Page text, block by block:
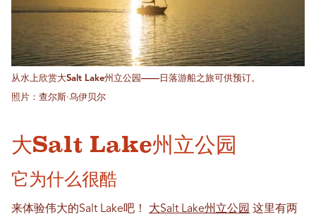
从水上欣赏大Salt Lake州立公园——日落游船之旅可供预订。
照片：查尔斯·乌伊贝尔
大Salt Lake州立公园
它为什么很酷
来体验伟大的Salt Lake吧！ 大Salt Lake州立公园 这里有两